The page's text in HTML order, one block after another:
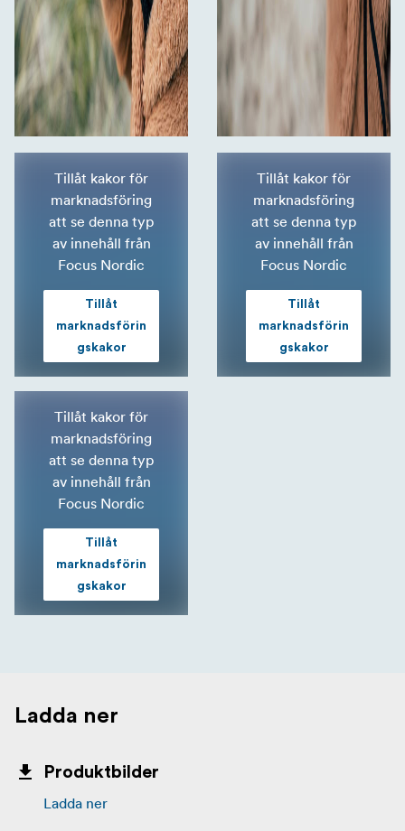
Tillåt kakor för
marknadsföring
att se denna typ
av innehåll från
Focus Nordic
Tillåt
marknadsförin
gskakor
Tillåt kakor för
marknadsföring
att se denna typ
av innehåll från
Focus Nordic
Tillåt
marknadsförin
gskakor
Tillåt kakor för
marknadsföring
att se denna typ
av innehåll från
Focus Nordic
Tillåt
marknadsförin
gskakor
Ladda ner
Produktbilder
Ladda ner